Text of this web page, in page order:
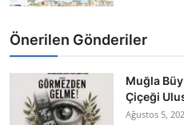
Önerilen Gönderiler
Muğla
Çiçeği
Ağustos 5,